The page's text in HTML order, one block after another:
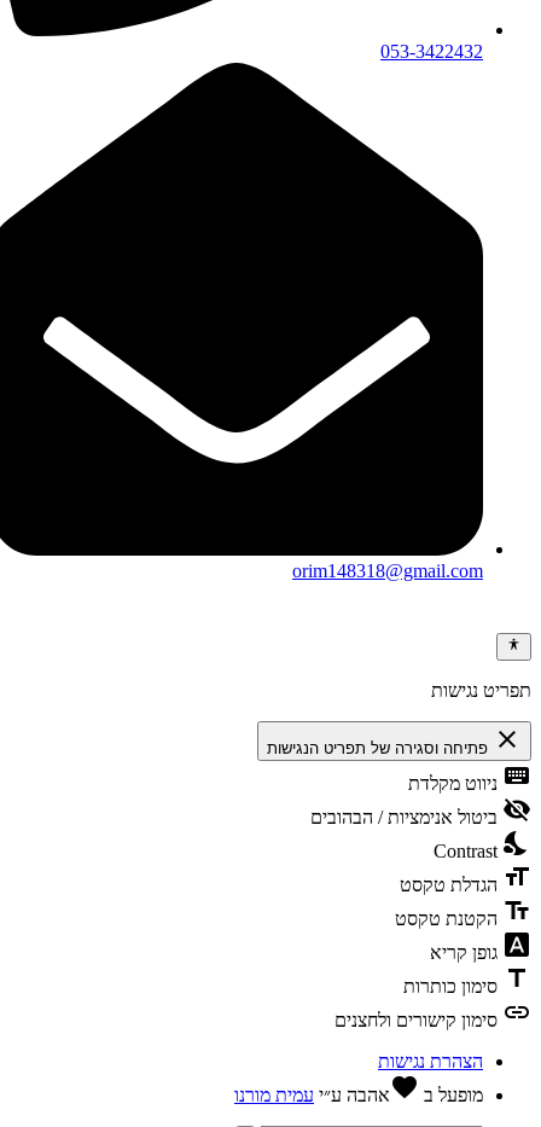
053-3422432
orim148318@gmail.com
נגישות
close פתיחה וסגירה של תפריט הנגישות
ניווט מקלדת
ביטול אנימציות / הבהובים
Contrast
הגדלת טקסט
הקטנת טקסט
גופן קריא
סימון כותרות
סימון קישורים ולחצנים
הצהרת נגישות
מופעל בfavoriteאהבהע״יעמית מורנו